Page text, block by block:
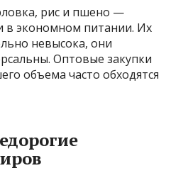
рис и пшено —
экономном питании. Их
невысока, они
Оптовые закупки
объема часто обходятся